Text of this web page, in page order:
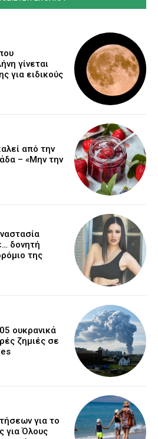
γίνεται
για ειδικούς
από την
– «Μην την
δονητή
της
ουκρανικά
ζημιές σε
για το
για Όλους